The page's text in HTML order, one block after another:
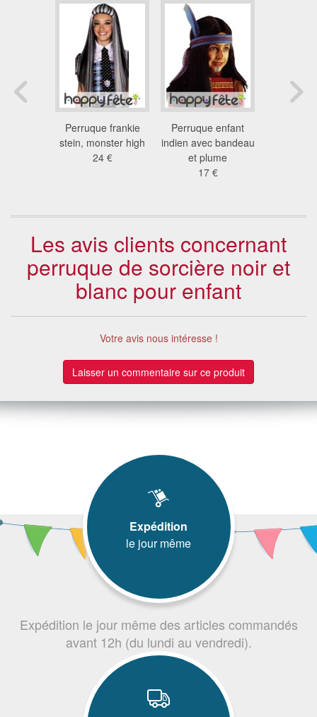
Perruque frankie
stein, monster high
24 €
Perruque enfant
indien avec bandeau
et plume
17 €
Les avis clients concernant
perruque de sorcière noir et
blanc pour enfant
Votre avis nous intéresse !
Laisser un commentaire sur ce produit
Expédition
le jour même
Expédition le jour même des articles commandés
avant 12h (du lundi au vendredi).